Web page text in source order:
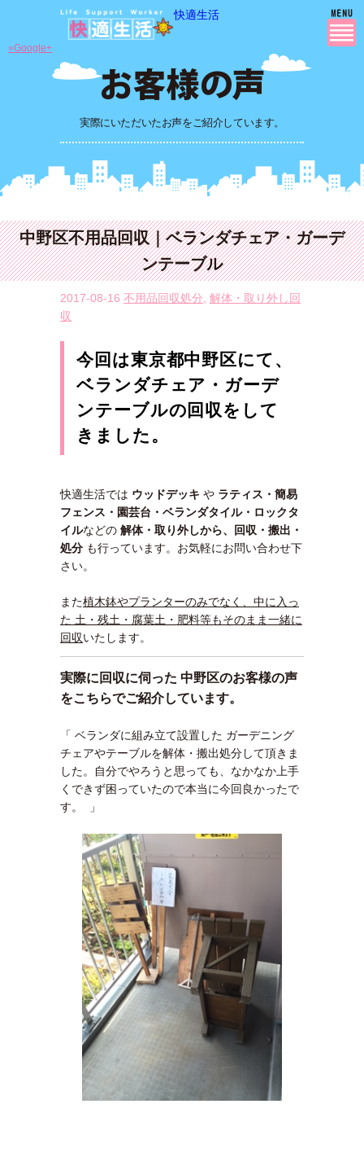
快適生活
実際にいただいたお声をご紹介しています。
»Google+
中野区不用品回収｜ベランダチェア・ガーデ
ンテーブル
2017-08-16 不用品回収処分 解体・取り外し回
収
今回は東京都中野区にて、
ベランダチェア・ガーデ
ンテーブルの回収をして
きました。
快適生活では ウッドデッキ や ラティス・簡易
フェンス・園芸台・ ベランダタイル・ロックタ
イルなどの 解体・取り外しから、回収・搬出・
処分 も行っています。お気軽にお問い合わせ下
さい。
また植木鉢やプランターのみでなく、中に入っ
た 土・残土・腐葉土・肥料等もそのまま一緒に
回収いたします。
実際に回収に伺った 中野区のお客様の声
をこちらでご紹介しています。
「 ベランダに組み立て設置した ガーデニング
チェアやテーブルを解体・搬出処分して頂きま
した。自分でやろうと思っても、なかなか上手
くできず困っていたので本当に今回良かったで
す。 」